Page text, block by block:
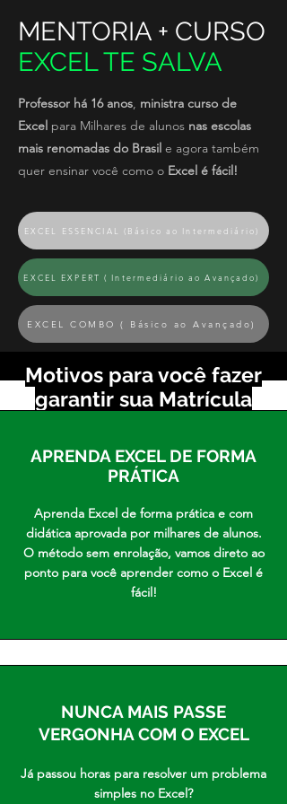
MENTORIA + CURSO
EXCEL TE SALVA
Professor há 16 anos, ministra curso de
Excel para Milhares de alunos nas escolas
mais renomadas do Brasil e agora também
quer ensinar você como o Excel é fácil!
EXCEL ESSENCIAL (Básico ao Intermediário)
EXCEL EXPERT ( Intermediário ao Avançado)
EXCEL COMBO ( Básico ao Avançado)
Motivos para você fazer
garantir sua Matrícula
APRENDA EXCEL DE FORMA
PRÁTICA
Aprenda Excel de forma prática e com
didática aprovada por milhares de alunos.
O método sem enrolação, vamos direto ao
ponto para você aprender como o Excel é
fácil!
NUNCA MAIS PASSE
VERGONHA COM O EXCEL
Já passou horas para resolver um problema
simples no Excel?